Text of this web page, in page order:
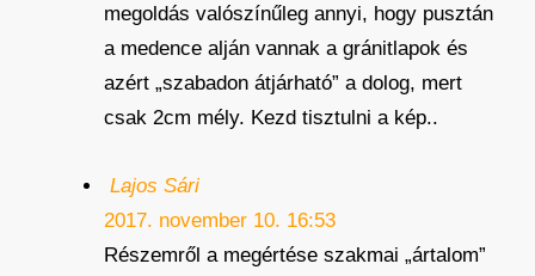
megoldás valószínűleg annyi, hogy pusztán
a medence alján vannak a gránitlapok és
azért „szabadon átjárható” a dolog, mert
csak 2cm mély. Kezd tisztulni a kép..
Lajos Sári
2017. november 10. 16:53
Részemről a megértése szakmai „ártalom”